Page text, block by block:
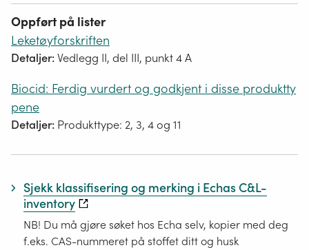
Oppført på lister
Leketøyforskriften
Detaljer:Vedlegg II, del III, punkt 4 A
Biocid: Ferdig vurdert og godkjent i disse produktty
pene
Detaljer: Produkttype: 2, 3, 4 og 11
Sjekk klassifisering og merking i Echas C&L-
inventory
NB! Du må gjøre søket hos Echa selv, kopier med deg
f.eks. CAS-nummeret på stoffet ditt og husk